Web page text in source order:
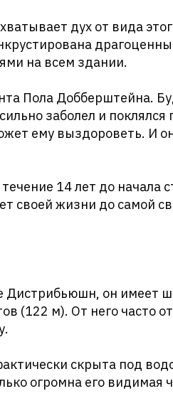
дух от вида
на всем здании.
Пола Добберштейна.
заболел и поклялся
ему выздороветь. И
14 лет до начала
своей жизни до самой
Дистрибьюшн, он имеет
(122 м). От него часто
скрыта под
огромна его видимая